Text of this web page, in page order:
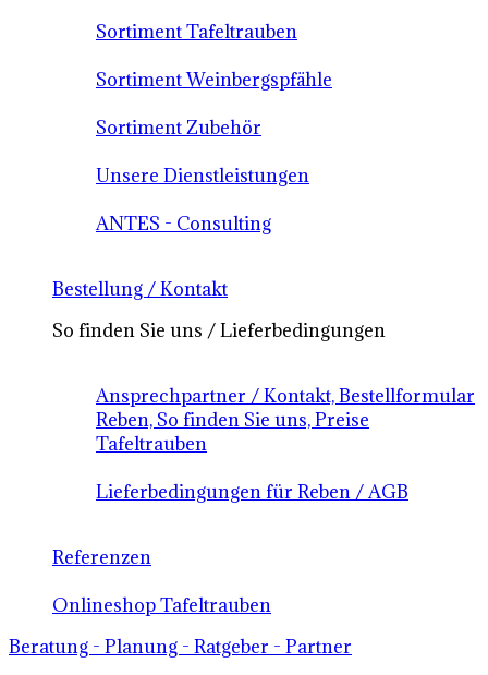
Sortiment Tafeltrauben
Sortiment Weinbergspfähle
Sortiment Zubehör
Unsere Dienstleistungen
ANTES - Consulting
Bestellung / Kontakt
So finden Sie uns / Lieferbedingungen
Ansprechpartner / Kontakt, Bestellformular
Reben, So finden Sie uns, Preise
Tafeltrauben
Lieferbedingungen für Reben / AGB
Referenzen
Onlineshop Tafeltrauben
Beratung - Planung - Ratgeber - Partner